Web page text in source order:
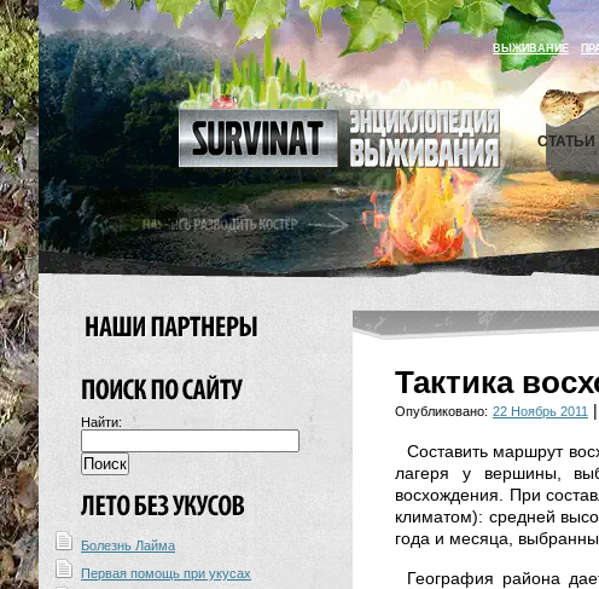
ВЫЖИВАНИЕ
СТАТЬИ
Найти:
Болезнь Лайма
Первая помощь при укусах
Тактика
Опубликовано: 22 Ноябрь 2011 |
Составить маршрут
лагеря у вершины,
восхождения. При
климатом): средней
года и месяца,
География района